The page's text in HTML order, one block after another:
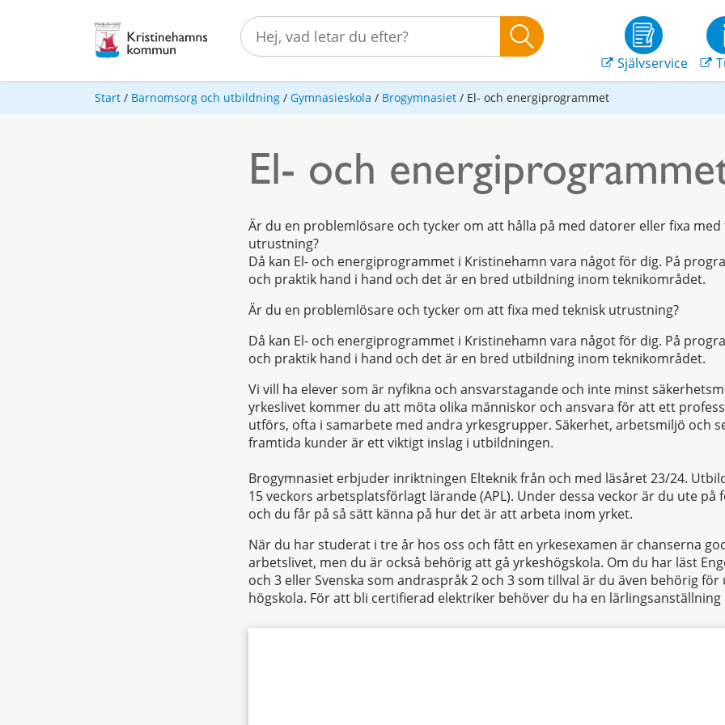
Självservice
Start / Barnomsorg och utbildning / Gymnasieskola / Brogymnasiet / El- och energiprogrammet
El- och
Är du en problemlösare och tycker om att hålla på med datorer eller fixa med
utrustning?
Då kan El- och energiprogrammet i Kristinehamn vara något för dig. På
och praktik hand i hand och det är en bred utbildning inom teknikområdet.
Är du en problemlösare och tycker om att fixa med teknisk utrustning?
Då kan El- och energiprogrammet i Kristinehamn vara något för dig. På
och praktik hand i hand och det är en bred utbildning inom teknikområdet.
Vi vill ha elever som är nyfikna och ansvarstagande och inte minst
yrkeslivet kommer du att möta olika människor och ansvara för att ett
utförs, ofta i samarbete med andra yrkesgrupper. Säkerhet, arbetsmiljö och
framtida kunder är ett viktigt inslag i utbildningen.
Brogymnasiet erbjuder inriktningen Elteknik från och med läsåret 23/24.
15 veckors arbetsplatsförlagt lärande (APL). Under dessa veckor är du ute på
och du får på så sätt känna på hur det är att arbeta inom yrket.
När du har studerat i tre år hos oss och fått en yrkesexamen är chanserna
arbetslivet, men du är också behörig att gå yrkeshögskola. Om du har läst
och 3 eller Svenska som andraspråk 2 och 3 som tillval är du även behörig
högskola. För att bli certifierad elektriker behöver du ha en